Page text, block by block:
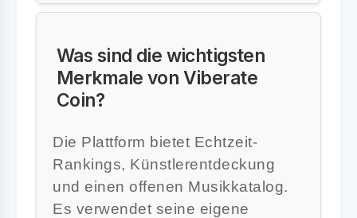
Was sind die wichtigsten
Merkmale von Viberate
Coin?
Die Plattform bietet Echtzeit-
Rankings, Künstlerentdeckung
und einen offenen Musikkatalog.
Es verwendet seine eigene